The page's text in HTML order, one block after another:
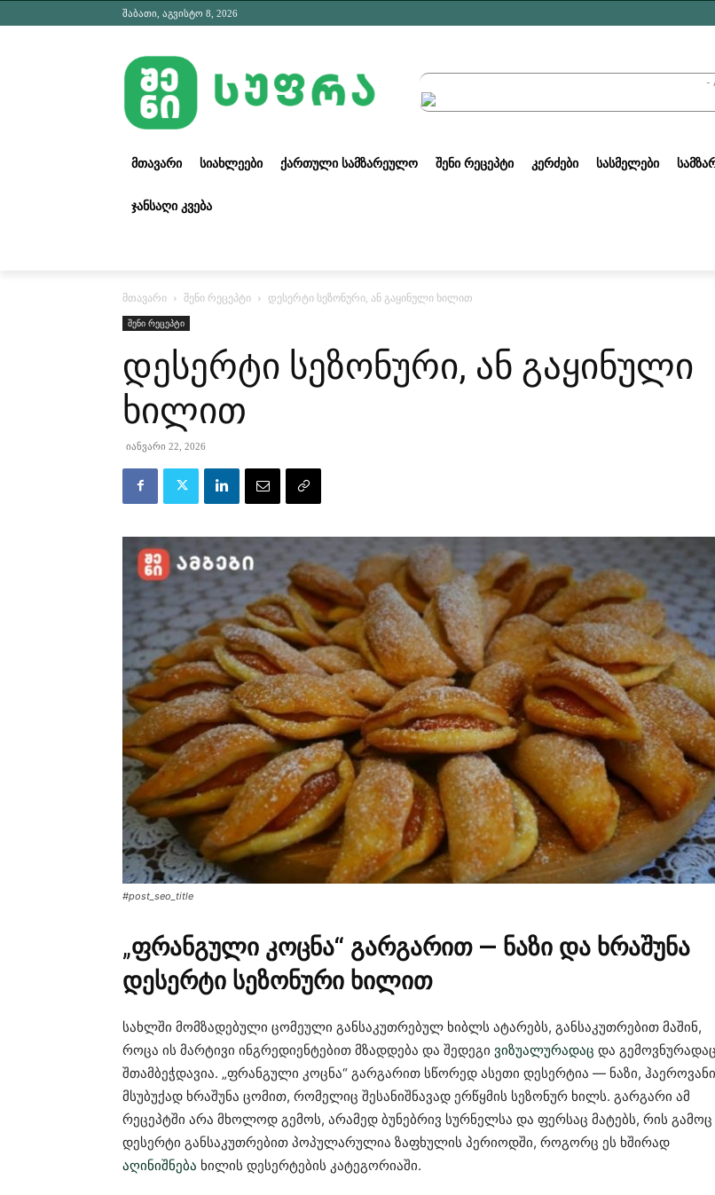
შაბათი, აგვისტო 8, 2026
-
ᲛᲗᲐᲕᲐᲠᲘ ᲡᲘᲐᲮᲚᲔᲔᲑᲘ ᲥᲐᲠᲗᲣᲚᲘ ᲡᲐᲛᲖᲐᲠᲔᲣᲚᲝ ᲨᲔᲜᲘ ᲠᲔᲪᲔᲞᲢᲘ ᲙᲔᲠᲫᲔᲑᲘ ᲡᲐᲡᲛᲔᲚᲔᲑᲘ
ᲯᲐᲜᲡᲐᲦᲘ ᲙᲕᲔᲑᲐ
მთავარი შენი რეცეპტი დესერტი სეზონური, ან გაყინული ხილით
შენი რეცეპტი
დესერტი სეზონური, ან გაყინული
ხილით
იანვარი 22, 2026
#post_seo_title
„ფრანგული კოცნა“ გარგარით — ნაზი და ხრაშუნა
დესერტი სეზონური ხილით
სახლში მომზადებული ცომეული განსაკუთრებულ ხიბლს ატარებს, განსაკუთრებით მაშინ,
როცა ის მარტივი ინგრედიენტებით მზადდება და შედეგი ვიზუალურადაც და გემოვნურადაც
შთამბეჭდავია. „ფრანგული კოცნა“ გარგარით სწორედ ასეთი დესერტია — ნაზი,
მსუბუქად ხრაშუნა ცომით, რომელიც შესანიშნავად ერწყმის სეზონურ ხილს. გარგარი ამ
რეცეპტში არა მხოლოდ გემოს, არამედ ბუნებრივ სურნელსა და ფერსაც მატებს, რის გამოც
დესერტი განსაკუთრებით პოპულარულია ზაფხულის პერიოდში, როგორც ეს ხშირად
აღინიშნება ხილის დესერტების კატეგორიაში.